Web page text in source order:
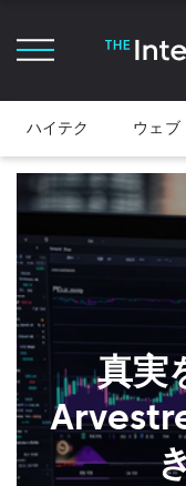
ハイテク ウェブ
真実